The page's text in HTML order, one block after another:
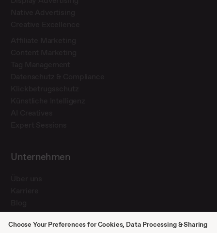
Unternehmen
Presse
Kontakt
Choose Your Preferences for Cookies, Data Processing & Sharing